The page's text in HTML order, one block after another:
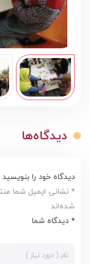
دیدگاه‌ها
دیدگاه خود را بنویسید
* نشانی ایمیل شما
شده‌اند
* دیدگاه شما